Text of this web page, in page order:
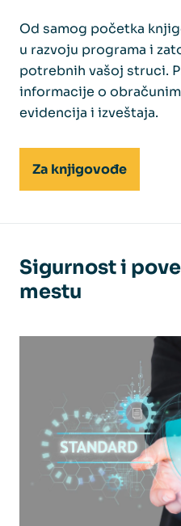
Od samog početka
u razvoju programa i
potrebnih vašoj struci.
informacije o
evidencija i izveštaja.
Za knjigovođe
Sigurnost i
mestu